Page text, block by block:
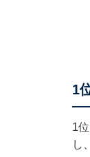
1
1
し